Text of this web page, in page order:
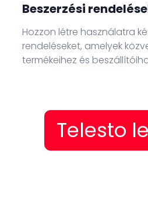
Beszerzési
Hozzon létre használatra
rendeléseket, amelyek
termékeihez és
Telesto